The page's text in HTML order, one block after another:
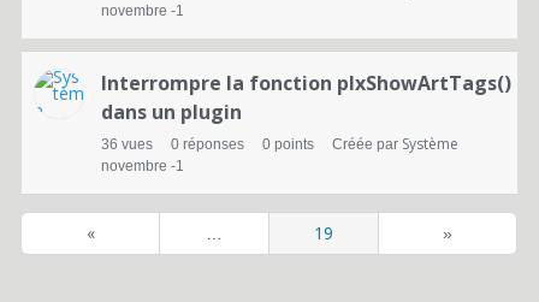
e
d
c
u
novembre -1
Interrompre la fonction plxShowArtTags()
dans un plugin
36 vues 0 réponses 0 points Créée par Système
novembre -1
« 19 »